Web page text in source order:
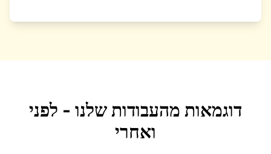
דוגמאות מהעבודות שלנו - לפני
ואחרי